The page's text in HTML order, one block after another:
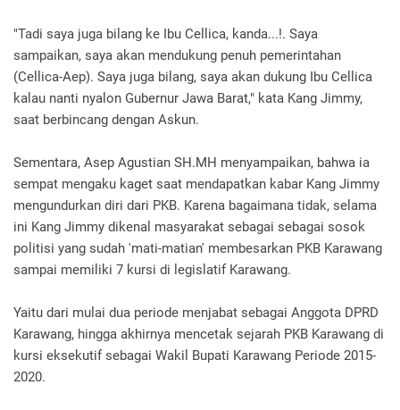
"Tadi saya juga bilang ke Ibu Cellica, kanda...!. Saya
sampaikan, saya akan mendukung penuh pemerintahan
(Cellica-Aep). Saya juga bilang, saya akan dukung Ibu Cellica
kalau nanti nyalon Gubernur Jawa Barat," kata Kang Jimmy,
saat berbincang dengan Askun.
Sementara, Asep Agustian SH.MH menyampaikan, bahwa ia
sempat mengaku kaget saat mendapatkan kabar Kang Jimmy
mengundurkan diri dari PKB. Karena bagaimana tidak, selama
ini Kang Jimmy dikenal masyarakat sebagai sebagai sosok
politisi yang sudah 'mati-matian' membesarkan PKB Karawang
sampai memiliki 7 kursi di legislatif Karawang.
Yaitu dari mulai dua periode menjabat sebagai Anggota DPRD
Karawang, hingga akhirnya mencetak sejarah PKB Karawang di
kursi eksekutif sebagai Wakil Bupati Karawang Periode 2015-
2020.